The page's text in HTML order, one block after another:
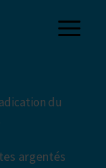
du
argentés